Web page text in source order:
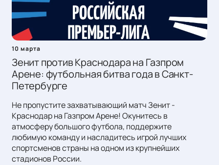
10 марта
Зенит против Краснодара на Газпром
Арене: футбольная битва года в Санкт-
Петербурге
Не пропустите захватывающий матч Зенит -
Краснодар на Газпром Арене! Окунитесь в
атмосферу большого футбола, поддержите
любимую команду и насладитесь игрой лучших
спортсменов страны на одном из крупнейших
стадионов России.